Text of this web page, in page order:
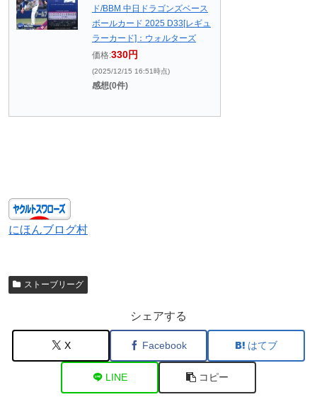
ド/BBM 中日ドラゴンズベース
ボールカード 2025 D33[レギュ
ラーカード]：ウォルターズ
価格:330円
(2025/12/15 16:51時点)
感想(0件)
にほんブログ村
ストーブリーグ
シェアする
X Facebook はてブ
LINE コピー